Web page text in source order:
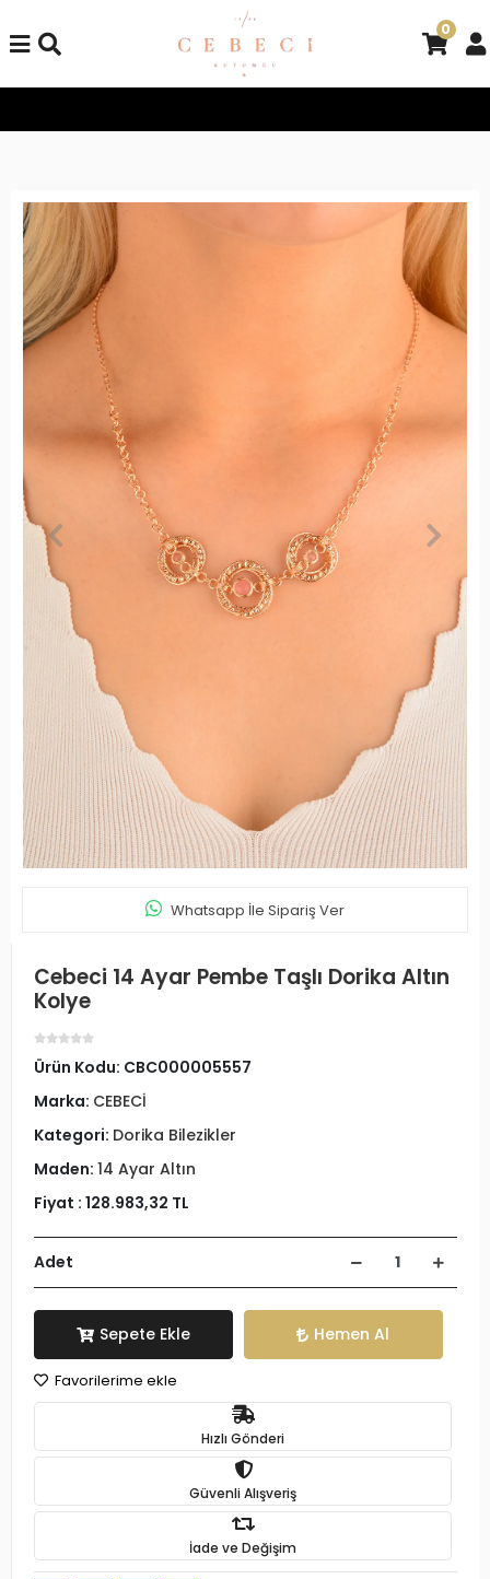
0
Whatsapp İle Sipariş Ver
Cebeci 14 Ayar Pembe Taşlı Dorika Altın
Kolye
Ürün Kodu: CBC000005557
Marka: CEBECİ
Kategori: Dorika Bilezikler
Maden: 14 Ayar Altın
Fiyat : 128.983,32 TL
Adet
Sepete Ekle Hemen Al
Favorilerime ekle
Hızlı Gönderi
Güvenli Alışveriş
İade ve Değişim